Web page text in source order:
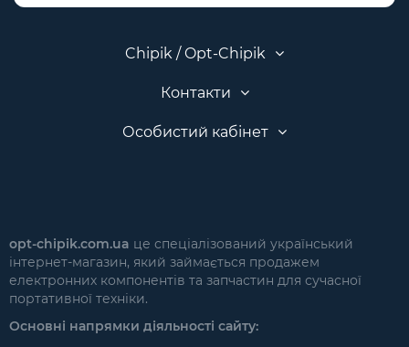
Chipik / Opt-Chipik
Контакти
Особистий кабінет
opt-chipik.com.ua це спеціалізований український
інтернет-магазин, який займається продажем
електронних компонентів та запчастин для сучасної
портативної техніки.
Основні напрямки діяльності сайту: